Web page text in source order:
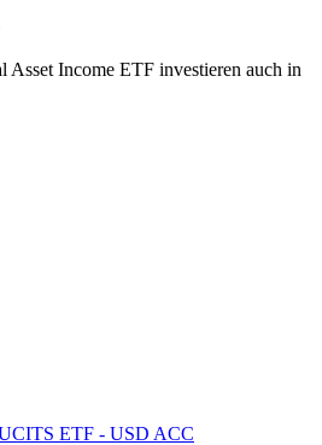
Asset Income ETF investieren auch in
ETF - USD ACC